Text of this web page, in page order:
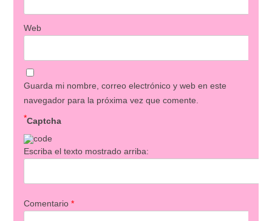
Web
Guarda mi nombre, correo electrónico y web en este
navegador para la próxima vez que comente.
Captcha
*
Escriba el texto mostrado arriba:
Comentario *